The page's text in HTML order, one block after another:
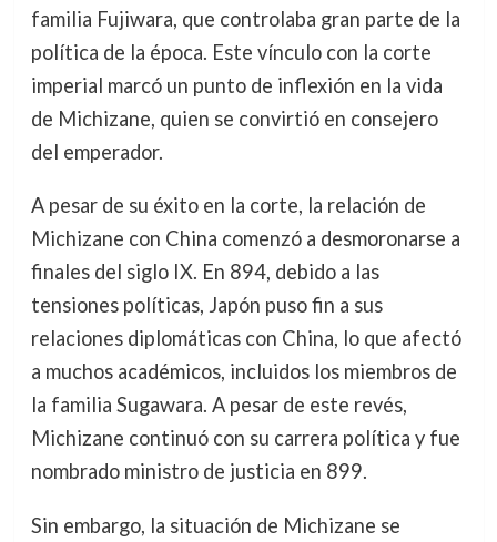
familia Fujiwara, que controlaba gran parte de la
política de la época. Este vínculo con la corte
imperial marcó un punto de inflexión en la vida
de Michizane, quien se convirtió en consejero
del emperador.
A pesar de su éxito en la corte, la relación de
Michizane con China comenzó a desmoronarse a
finales del siglo IX. En 894, debido a las
tensiones políticas, Japón puso fin a sus
relaciones diplomáticas con China, lo que afectó
a muchos académicos, incluidos los miembros de
la familia Sugawara. A pesar de este revés,
Michizane continuó con su carrera política y fue
nombrado ministro de justicia en 899.
Sin embargo, la situación de Michizane se